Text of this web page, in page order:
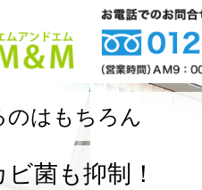
のはもちろん
菌も抑制！